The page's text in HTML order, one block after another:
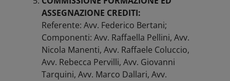
ASSEGNAZIONE CREDITI:
Referente: Avv. Federico Bertani;
Componenti: Avv. Raffaella Pellini, Avv.
Nicola Manenti, Avv. Raffaele Coluccio,
Avv. Rebecca Pervilli, Avv. Giovanni
Tarquini, Avv. Marco Dallari, Avv.